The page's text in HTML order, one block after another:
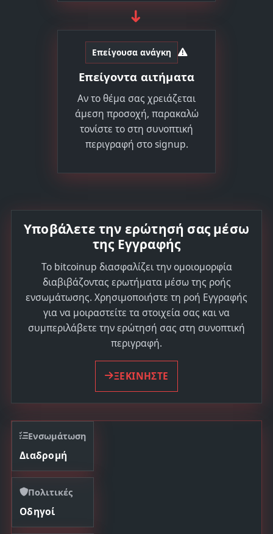
➜
Επείγουσα ανάγκη
Επείγοντα αιτήματα
Αν το θέμα σας χρειάζεται
άμεση προσοχή, παρακαλώ
τονίστε το στη συνοπτική
περιγραφή στο signup.
Υποβάλετε την ερώτησή σας μέσω
της Εγγραφής
Το bitcoinup διασφαλίζει την ομοιομορφία
διαβιβάζοντας ερωτήματα μέσω της ροής
ενσωμάτωσης. Χρησιμοποιήστε τη ροή Εγγραφής
για να μοιραστείτε τα στοιχεία σας και να
συμπεριλάβετε την ερώτησή σας στη συνοπτική
περιγραφή.
ΞΕΚΙΝΗΣΤΕ
Ενσωμάτωση
Διαδρομή
Πολιτικές
Οδηγοί